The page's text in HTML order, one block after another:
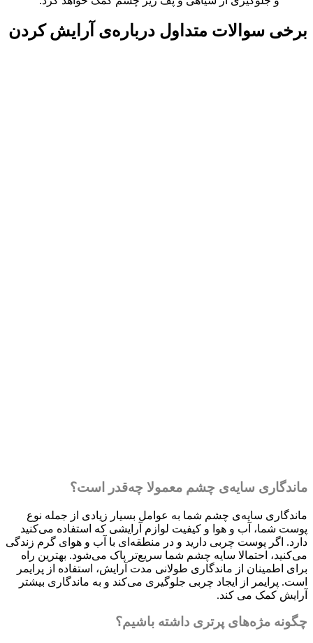
برخی سوالات متداول درباره‌ی آرایش کردن
ماندگاری سایه‌ی چشم معمولا چه‌قدر است؟
ماندگاری سایه‌ی چشم شما به عوامل بسیار زیادی از جمله نوع
پوست شما، آب و هوا و کیفیت لوازم آرایشی که استفاده می‌کنید
دارد. اگر پوست چربی دارید و در منطقه‌ای با آب و هوای گرم زندگی
می‌کنید، احتمالا سایه چشم شما سریع‌تر پاک می‌شود. بهترین راه
برای اطمینان از ماندگاری طولانی مدت آرایش، استفاده از پرایمر
است. پرایمر از ایجاد چربی جلوگیری می‌کند و به ماندگاری بیشتر
آرایش کمک می کند.
چگونه مژه‌های پرتری داشته باشیم؟